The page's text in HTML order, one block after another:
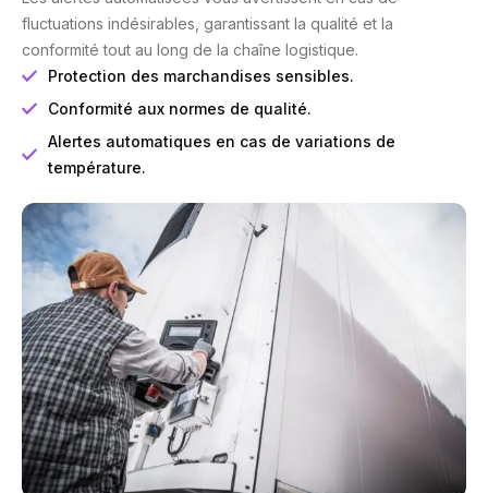
fluctuations indésirables, garantissant la qualité et la
conformité tout au long de la chaîne logistique.
Protection des marchandises sensibles.
Conformité aux normes de qualité.
Alertes automatiques en cas de variations de
température.